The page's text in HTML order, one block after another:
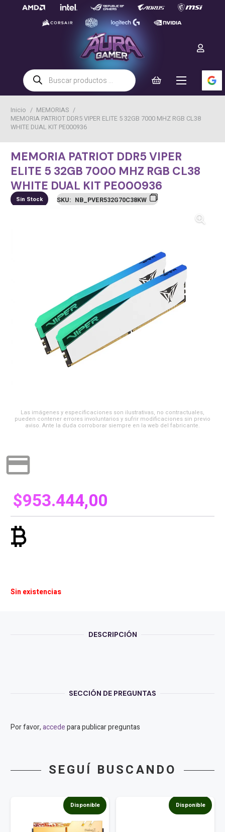
Búsqueda
de
productos
Inicio / MEMORIAS /
MEMORIA PATRIOT DDR5 VIPER ELITE 5 32GB 7000 MHZ RGB CL38
WHITE DUAL KIT PE000936
MEMORIA PATRIOT DDR5 VIPER
ELITE 5 32GB 7000 MHZ RGB CL38
WHITE DUAL KIT PE000936
Sin Stock SKU: NB_PVER532G70C38KW
Las imágenes y especificaciones son ilustrativas, no contractuales,
pueden contener errores involuntarios y sufrir modificaciones sin previo
aviso. Ante la duda corroborar siempre en la web del fabricante.
credit_card
$953.444,00
currency_bitcoin
Sin existencias
DESCRIPCIÓN
SECCIÓN DE PREGUNTAS
Por favor,accedepara publicar preguntas
SEGUÍ BUSCANDO
Disponible Disponible